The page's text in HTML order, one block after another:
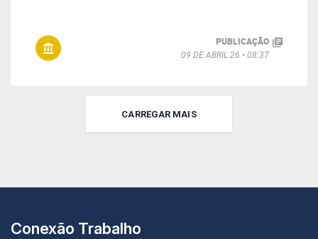
PUBLICAÇÃO
09 DE ABRIL 26
08:37
CARREGAR MAIS
Conexão Trabalho